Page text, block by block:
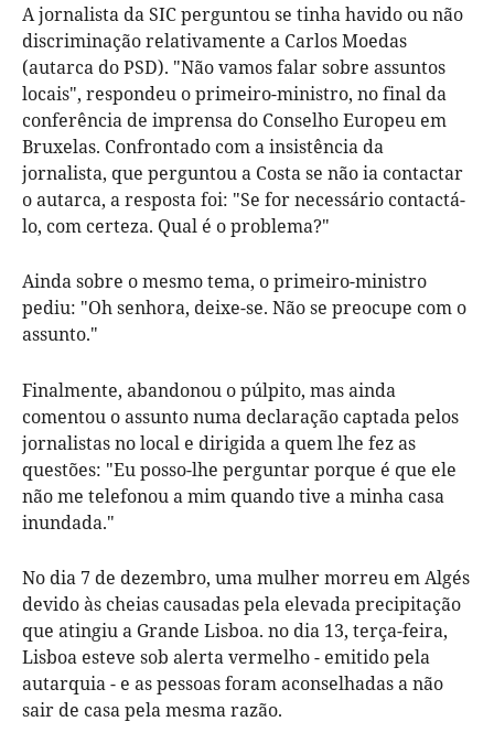
A jornalista da SIC perguntou se tinha havido ou não
discriminação relativamente a Carlos Moedas
(autarca do PSD). "Não vamos falar sobre assuntos
locais", respondeu o primeiro-ministro, no final da
conferência de imprensa do Conselho Europeu em
Bruxelas. Confrontado com a insistência da
jornalista, que perguntou a Costa se não ia contactar
o autarca, a resposta foi: "Se for necessário contactá-
lo, com certeza. Qual é o problema?"
Ainda sobre o mesmo tema, o primeiro-ministro
pediu: "Oh senhora, deixe-se. Não se preocupe com o
assunto."
Finalmente, abandonou o púlpito, mas ainda
comentou o assunto numa declaração captada pelos
jornalistas no local e dirigida a quem lhe fez as
questões: "Eu posso-lhe perguntar porque é que ele
não me telefonou a mim quando tive a minha casa
inundada."
No dia 7 de dezembro, uma mulher morreu em Algés
devido às cheias causadas pela elevada precipitação
que atingiu a Grande Lisboa. no dia 13, terça-feira,
Lisboa esteve sob alerta vermelho - emitido pela
autarquia - e as pessoas foram aconselhadas a não
sair de casa pela mesma razão.